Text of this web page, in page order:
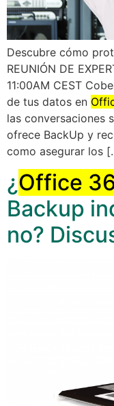
Descubre cómo
REUNIÓN DE
11:00AM CEST
de tus datos en
las conversaciones
ofrece BackUp y
como asegurar los
¿Office
Backup
no?